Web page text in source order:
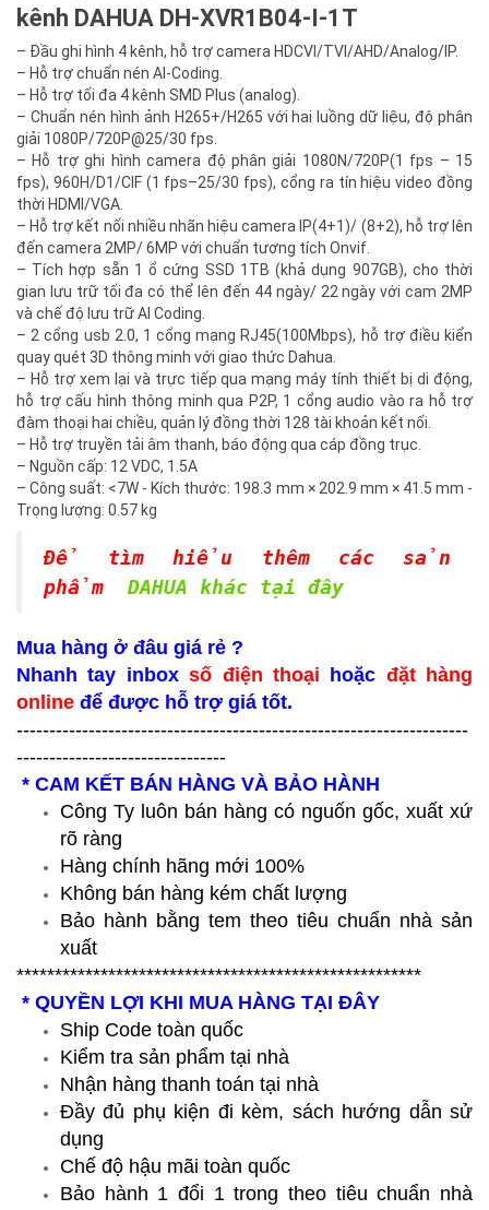
kênh DAHUA DH-XVR1B04-I-1T
– Đầu ghi hình 4 kênh, hỗ trợ camera HDCVI/TVI/AHD/Analog/IP.
– Hỗ trợ chuẩn nén AI-Coding.
– Hỗ trợ tối đa 4 kênh SMD Plus (analog).
– Chuẩn nén hình ảnh H265+/H265 với hai luồng dữ liệu, độ phân
giải 1080P/720P@25/30 fps.
– Hỗ trợ ghi hình camera độ phân giải 1080N/720P(1 fps – 15
fps), 960H/D1/CIF (1 fps–25/30 fps), cổng ra tín hiệu video đồng
thời HDMI/VGA.
– Hỗ trợ kết nối nhiều nhãn hiệu camera IP(4+1)/ (8+2), hỗ trợ lên
đến camera 2MP/ 6MP với chuẩn tương tích Onvif.
– Tích hợp sẵn 1 ổ cứng SSD 1TB (khả dụng 907GB), cho thời
gian lưu trữ tối đa có thể lên đến 44 ngày/ 22 ngày với cam 2MP
và chế độ lưu trữ AI Coding.
– 2 cổng usb 2.0, 1 cổng mạng RJ45(100Mbps), hỗ trợ điều kiển
quay quét 3D thông minh với giao thức Dahua.
– Hỗ trợ xem lại và trực tiếp qua mạng máy tính thiết bị di động,
hỗ trợ cấu hình thông minh qua P2P, 1 cổng audio vào ra hỗ trợ
đàm thoại hai chiều, quản lý đồng thời 128 tài khoản kết nối.
– Hỗ trợ truyền tải âm thanh, báo động qua cáp đồng trục.
– Nguồn cấp: 12 VDC, 1.5A
– Công suất: <7W - Kích thước: 198.3 mm × 202.9 mm × 41.5 mm -
Trọng lượng: 0.57 kg
Để tìm hiểu thêm các sản
phẩm
DAHUA khác tại đây
Mua hàng ở đâu giá rẻ ?
Nhanh tay inboxsố điện thoại hoặc đặt hàng
online để được hỗ trợ giá tốt.
---------------------------------------------------------------------
--------------------------------
* CAM KẾT BÁN HÀNG VÀ BẢO HÀNH
Công Ty luôn bán hàng có nguốn gốc, xuất xứ
rõ ràng
Hàng chính hãng mới 100%
Không bán hàng kém chất lượng
Bảo hành bằng tem theo tiêu chuẩn nhà sản
xuất
*****************************************************
* QUYỀN LỢI KHI MUA HÀNG TẠI ĐÂY
Ship Code toàn quốc
Kiểm tra sản phẩm tại nhà
Nhận hàng thanh toán tại nhà
Đầy đủ phụ kiện đi kèm, sách hướng dẫn sử
dụng
Chế độ hậu mãi toàn quốc
Bảo hành 1 đổi 1 trong theo tiêu chuẩn nhà